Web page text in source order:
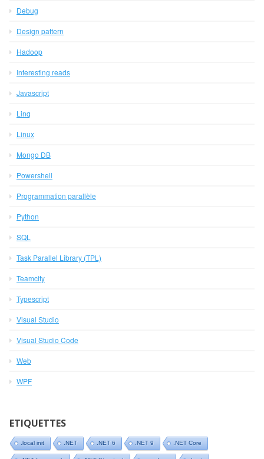
Debug
Design pattern
Hadoop
Interesting reads
Javascript
Linq
Linux
Mongo DB
Powershell
Programmation parallèle
Python
SQL
Task Parallel Library (TPL)
Teamcity
Typescript
Visual Studio
Visual Studio Code
Web
WPF
ETIQUETTES
.local init .NET .NET 6 .NET 9 .NET Core